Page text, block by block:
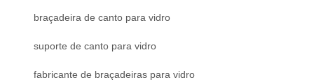
braçadeira de canto para vidro
suporte de canto para vidro
fabricante de braçadeiras para vidro